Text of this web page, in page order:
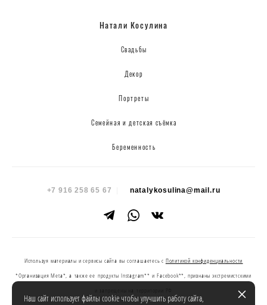
Натали Косулина
Свадьбы
Декор
Портреты
Семейная и детская съёмка
Беременность
+7 916 258 65 67 natalykosulina@mail.ru
Используя материалы и сервисы сайта вы соглашаетесь с Политикой конфиденциальности
*Организация Meta*, а также ее продукты Instagram** и Facebook**, признаны экстремистскими
и запрещены на территории РФ
Наш сайт использует файлы cookie чтобы улучшить работу сайта,